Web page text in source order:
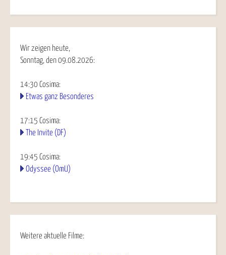
Wir zeigen heute,
Sonntag, den 09.08.2026:
14:30 Cosima:
Etwas ganz Besonderes
17:15 Cosima:
The Invite (DF)
19:45 Cosima:
Odyssee (OmU)
Weitere aktuelle Filme: